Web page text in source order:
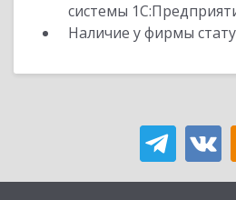
системы
Наличие у фирмы